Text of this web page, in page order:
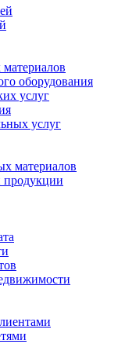
оборудования
услуг
услуг
материалов